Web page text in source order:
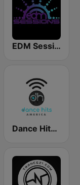
EDM Sessions
Dance Hits America